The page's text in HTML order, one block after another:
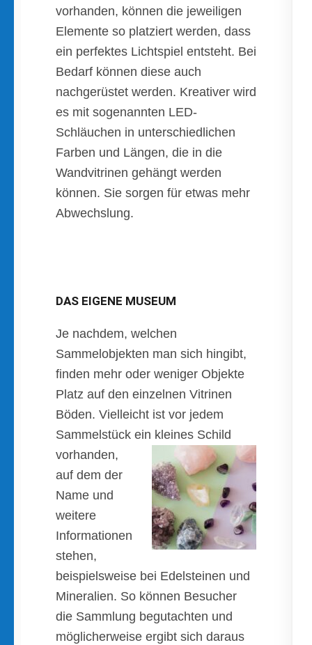
vorhanden, können die jeweiligen
Elemente so platziert werden, dass
ein perfektes Lichtspiel entsteht. Bei
Bedarf können diese auch
nachgerüstet werden. Kreativer wird
es mit sogenannten LED-
Schläuchen in unterschiedlichen
Farben und Längen, die in die
Wandvitrinen gehängt werden
können. Sie sorgen für etwas mehr
Abwechslung.
DAS EIGENE MUSEUM
Je nachdem, welchen
Sammelobjekten man sich hingibt,
finden mehr oder weniger Objekte
Platz auf den einzelnen Vitrinen
Böden. Vielleicht ist vor jedem
Sammelstück ein kleines Schild
vorhanden,
auf dem der
Name und
weitere
Informationen
stehen,
beispielsweise bei Edelsteinen und
Mineralien. So können Besucher
die Sammlung begutachten und
möglicherweise ergibt sich daraus